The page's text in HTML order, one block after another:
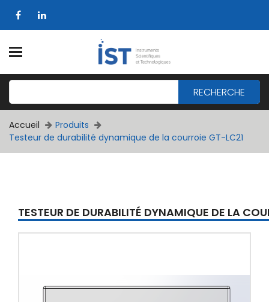
RECHERCHE
Accueil
Produits
Testeur de durabilité dynamique de la courroie GT-LC21
TESTEUR DE DURABILITÉ DYNAMIQUE DE LA